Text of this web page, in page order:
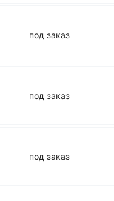
под заказ
под заказ
под заказ